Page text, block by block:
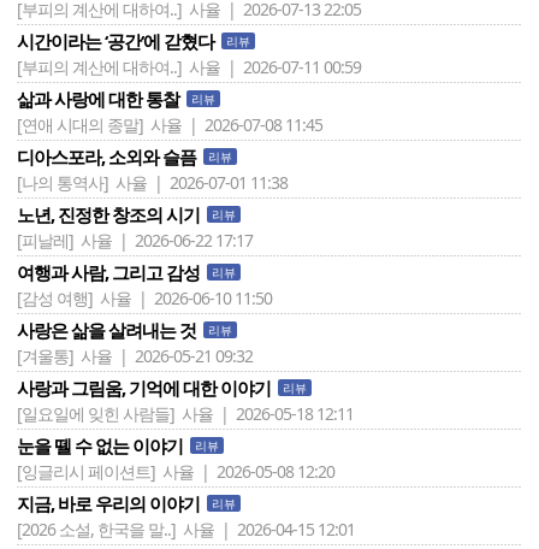
[부피의 계산에 대하여..] 사율 | 2026-07-13 22:05
시간이라는 ‘공간‘에 갇혔다 리뷰
[부피의 계산에 대하여..] 사율 | 2026-07-11 00:59
삶과 사랑에 대한 통찰 리뷰
[연애 시대의 종말] 사율 | 2026-07-08 11:45
디아스포라, 소외와 슬픔 리뷰
[나의 통역사] 사율 | 2026-07-01 11:38
노년, 진정한 창조의 시기 리뷰
[피날레] 사율 | 2026-06-22 17:17
여행과 사람, 그리고 감성 리뷰
[감성 여행] 사율 | 2026-06-10 11:50
사랑은 삶을 살려내는 것 리뷰
[겨울통] 사율 | 2026-05-21 09:32
사랑과 그림움, 기억에 대한 이야기 리뷰
[일요일에 잊힌 사람들] 사율 | 2026-05-18 12:11
눈을 뗄 수 없는 이야기 리뷰
[잉글리시 페이션트] 사율 | 2026-05-08 12:20
지금, 바로 우리의 이야기 리뷰
[2026 소설, 한국을 말..] 사율 | 2026-04-15 12:01